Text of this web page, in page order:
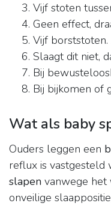
Vijf stoten
Geen effect,
Vijf borststoten.
Slaagt dit niet,
Bij
Bij bijkomen of
Wat als baby
Ouders leggen een
reflux is vastgesteld
slapen vanwege het
onveilige